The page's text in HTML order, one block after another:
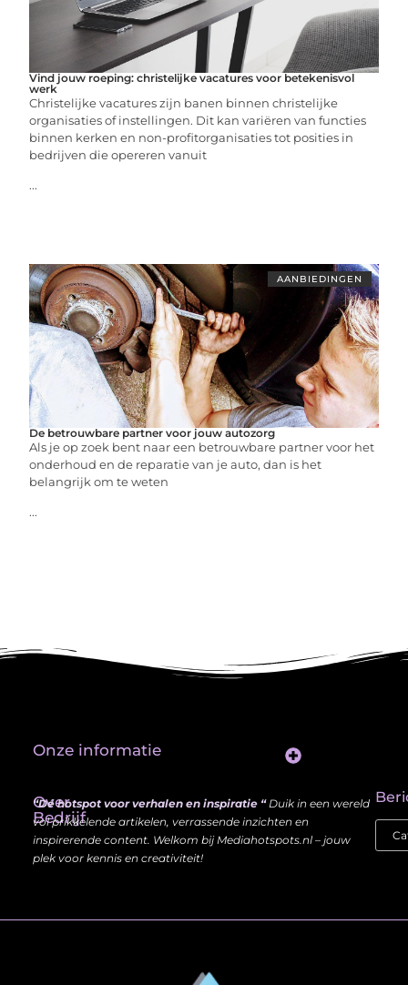
Vind jouw roeping: christelijke vacatures voor betekenisvol
werk
Christelijke vacatures zijn banen binnen christelijke
organisaties of instellingen. Dit kan variëren van functies
binnen kerken en non-profitorganisaties tot posities in
bedrijven die opereren vanuit
...
AANBIEDINGEN
De betrouwbare partner voor jouw autozorg
Als je op zoek bent naar een betrouwbare partner voor het
onderhoud en de reparatie van je auto, dan is het
belangrijk om te weten
...
Over
Bedrijf
“Dé hotspot voor verhalen en inspiratie “Duik in een wereld
vol prikkelende artikelen, verrassende inzichten en
inspirerende content. Welkom bij Mediahotspots.nl – jouw
plek voor kennis en creativiteit!
Onze informatie